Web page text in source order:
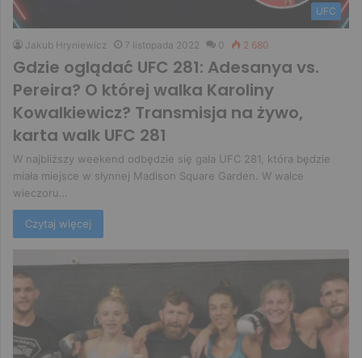
UFC
Jakub Hryniewicz 7 listopada 2022 0 2 680
Gdzie oglądać UFC 281: Adesanya vs.
Pereira? O której walka Karoliny
Kowalkiewicz? Transmisja na żywo,
karta walk UFC 281
W najbliższy weekend odbędzie się gala UFC 281, która będzie
miała miejsce w słynnej Madison Square Garden. W walce
wieczoru…
Czytaj więcej